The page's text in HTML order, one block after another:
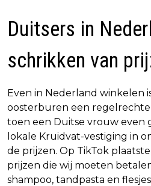
Duitsers in
schrikken van
Even in Nederland winkelen
oosterburen een
toen een Duitse vrouw even
lokale Kruidvat-vestiging in
de prijzen. Op TikTok
prijzen die wij moeten
shampoo, tandpasta en